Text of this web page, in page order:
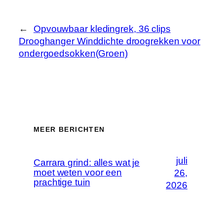
←
Opvouwbaar kledingrek, 36 clips
Drooghanger Winddichte droogrekken voor
ondergoedsokken(Groen)
MEER BERICHTEN
Carrara grind: alles wat je
moet weten voor een
prachtige tuin
juli
26,
2026